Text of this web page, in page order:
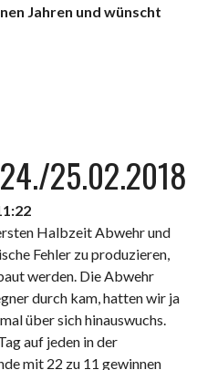
Jahren und wünscht
25.02.2018
Halbzeit Abwehr und
Fehler zu produzieren,
werden. Die Abwehr
durch kam, hatten wir ja
über sich hinauswuchs.
auf jeden in der
mit 22 zu 11 gewinnen